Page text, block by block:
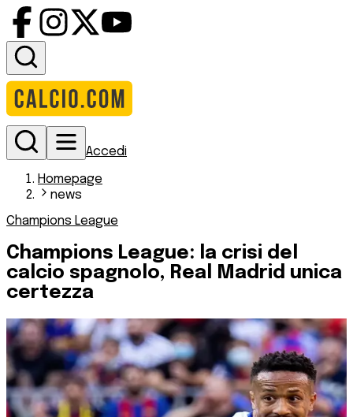
Accedi
Homepage
news
Champions League
Champions League: la crisi del
calcio spagnolo, Real Madrid unica
certezza